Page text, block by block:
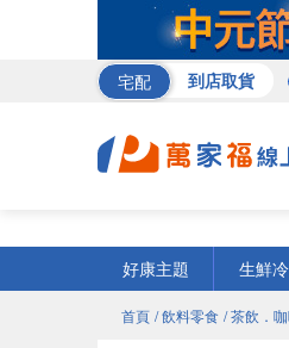
宅配 到店取貨
好康主題
生鮮
首頁 / 飲料零食 / 茶飲．